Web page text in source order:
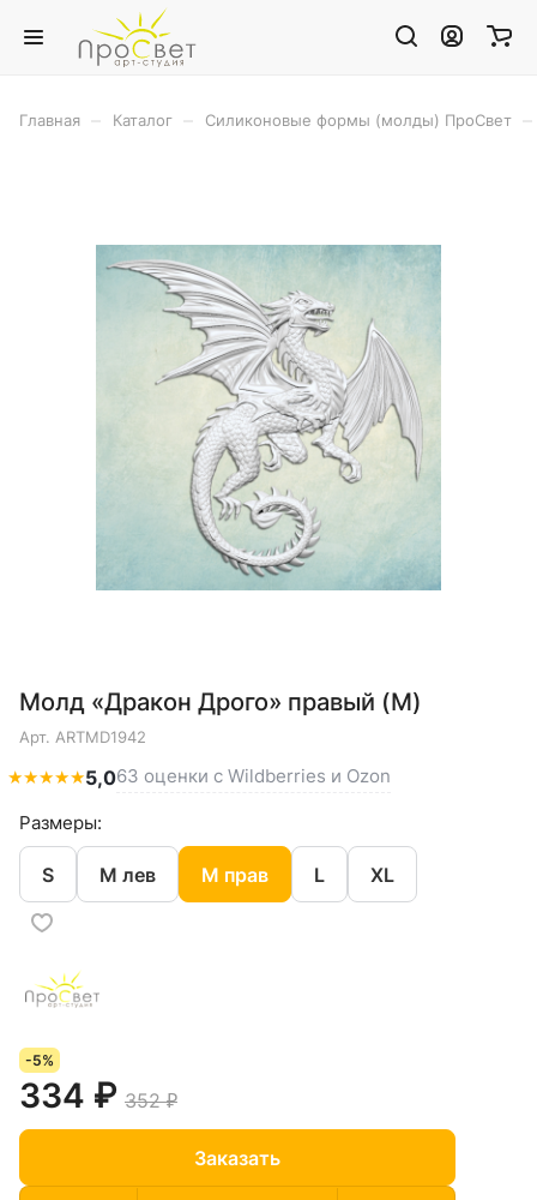
Главная Каталог Силиконовые формы (молды) ПроСвет
Молд «Дракон Дрого» правый (M)
Арт. ARTMD1942
★★★★★5,063 оценки с Wildberries и Ozon
Размеры:
S M лев M прав L XL
-5%
334 ₽ 352 ₽
Заказать